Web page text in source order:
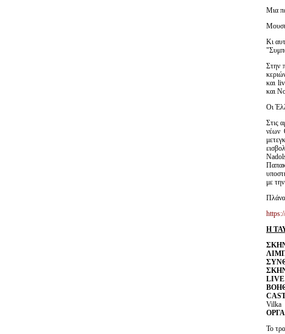
Μια
Κι
Στην
και
και
Οι
Στις
νέων
με
Η
LIVE
Vilka
Το